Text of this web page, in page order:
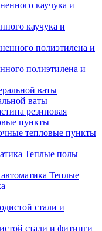
каучука и
полиэтилена и
ваты
резиновая
пункты
тепловые пункты
Теплые полы
Теплые
стали и фитинги